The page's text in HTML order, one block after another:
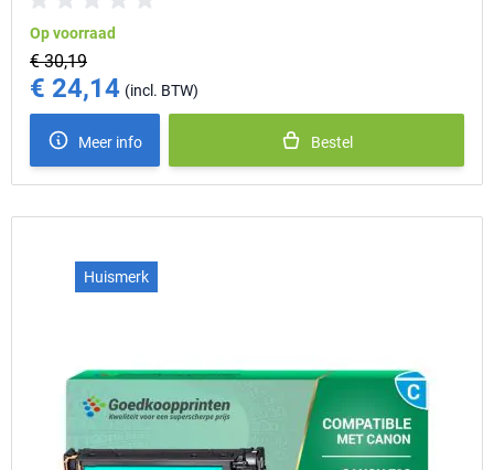
Op voorraad
€ 30,19
Special Price
€ 24,14
Meer info Bestel
Huismerk